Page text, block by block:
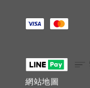
網站地圖